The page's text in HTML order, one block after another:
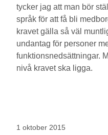
tycker jag att man bör
språk för att få bli
kravet gälla så väl
undantag för personer
funktionsnedsättningar.
nivå kravet ska ligga.
1 oktober 2015